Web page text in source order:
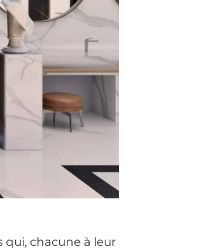
qui, chacune à leur